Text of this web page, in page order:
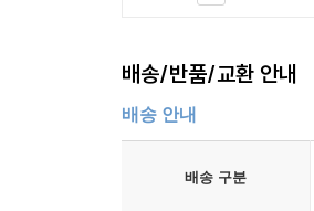
배송/반품/교환 안내
배송 안내
배송 구분